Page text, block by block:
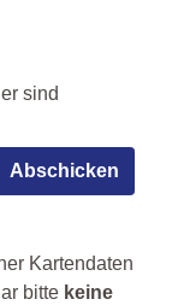
sind
Abschicken
Kartendaten
bitte keine